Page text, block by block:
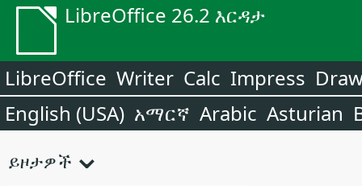
LibreOffice 26.2 እርዳታ
LibreOffice Writer Calc Impress
English (USA) አማርኛ Arabic Asturian
ይዞታዎች